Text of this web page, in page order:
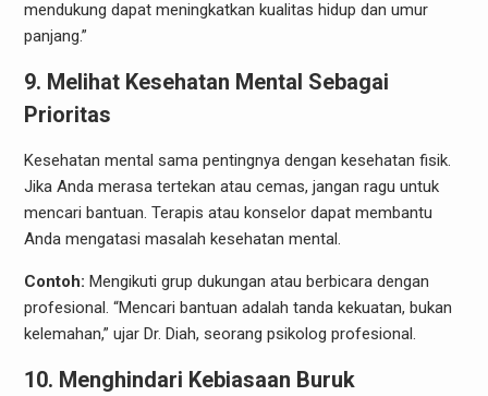
mendukung dapat meningkatkan kualitas hidup dan umur
panjang.”
9. Melihat Kesehatan Mental Sebagai
Prioritas
Kesehatan mental sama pentingnya dengan kesehatan fisik.
Jika Anda merasa tertekan atau cemas, jangan ragu untuk
mencari bantuan. Terapis atau konselor dapat membantu
Anda mengatasi masalah kesehatan mental.
Contoh: Mengikuti grup dukungan atau berbicara dengan
profesional. “Mencari bantuan adalah tanda kekuatan, bukan
kelemahan,” ujar Dr. Diah, seorang psikolog profesional.
10. Menghindari Kebiasaan Buruk